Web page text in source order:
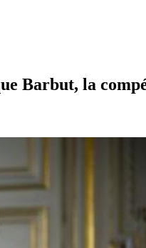
Barbut, la